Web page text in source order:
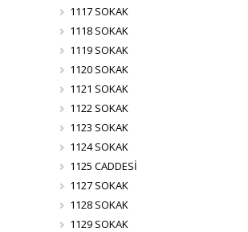
1117 SOKAK
1118 SOKAK
1119 SOKAK
1120 SOKAK
1121 SOKAK
1122 SOKAK
1123 SOKAK
1124 SOKAK
1125 CADDESİ
1127 SOKAK
1128 SOKAK
1129 SOKAK